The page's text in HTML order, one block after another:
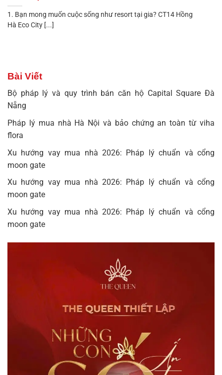
1. Bạn mong muốn cuộc sống như resort tại gia? CT14 Hồng
Hà Eco City [...]
Bài Viết
Bộ pháp lý và quy trình bán căn hộ Capital Square Đà
Nẵng
Pháp lý mua nhà Hà Nội và bảo chứng an toàn từ viha
flora
Xu hướng vay mua nhà 2026: Pháp lý chuẩn và cổng
moon gate
Xu hướng vay mua nhà 2026: Pháp lý chuẩn và cổng
moon gate
Xu hướng vay mua nhà 2026: Pháp lý chuẩn và cổng
moon gate